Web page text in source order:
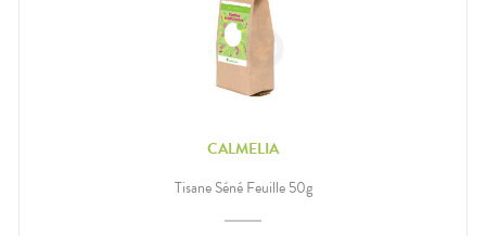
CALMELIA
Tisane Séné Feuille 50g